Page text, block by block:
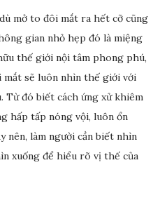
mở to đôi mắt ra hết cỡ cũng
gian nhỏ hẹp đó là miệng
thế giới nội tâm phong phú,
mắt sẽ luôn nhìn thế giới với
Từ đó biết cách ứng xử khiêm
hấp tấp nóng vội, luôn ổn
nên, làm người cần biết nhìn
xuống để hiểu rõ vị thế của